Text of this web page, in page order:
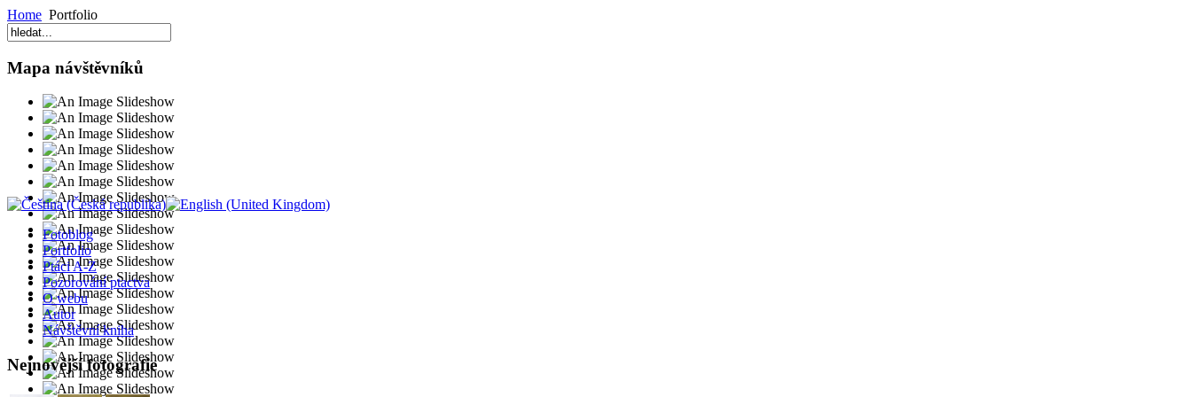
Home Portfolio
Mapa návštěvníků
Fotoblog
Portfolio
Ptáci A-Z
Pozorování ptactva
O webu
Autor
Návštěvní kniha
Nejnovější fotografie